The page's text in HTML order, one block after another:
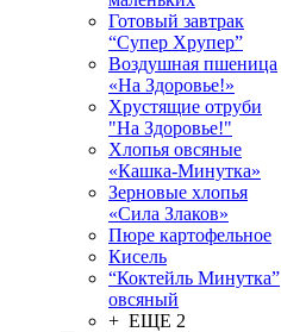
Готовый завтрак
“Супер Хрупер”
Воздушная пшеница
«На Здоровье!»
Хрустящие отруби
"На Здоровье!"
Хлопья овсяные
«Кашка-Минутка»
Зерновые хлопья
«Сила Злаков»
Пюре картофельное
Кисель
“Коктейль Минутка”
овсяный
+ ЕЩЕ 2